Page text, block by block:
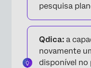
pesquisa
Qdica: a
novamente
disponível no